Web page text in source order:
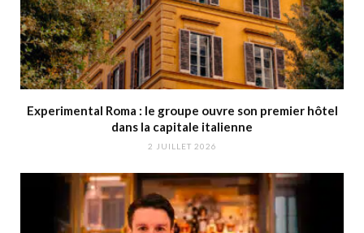
Experimental Roma : le groupe ouvre son premier hôtel
dans la capitale italienne
2 JUILLET 2026